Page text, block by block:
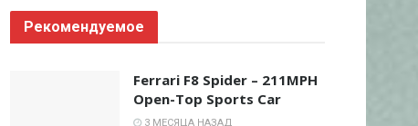
Рекомендуемое
Ferrari F8 Spider – 211MPH
Open-Top Sports Car
3 МЕСЯЦА НАЗАД